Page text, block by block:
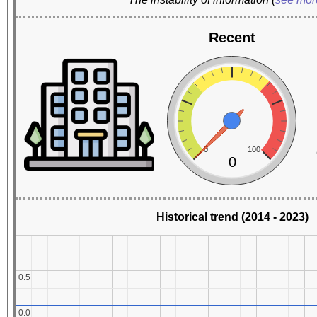
Recent
0 100
0
Historical trend (2014 - 2023)
0.0
0.0
0.5
0.5